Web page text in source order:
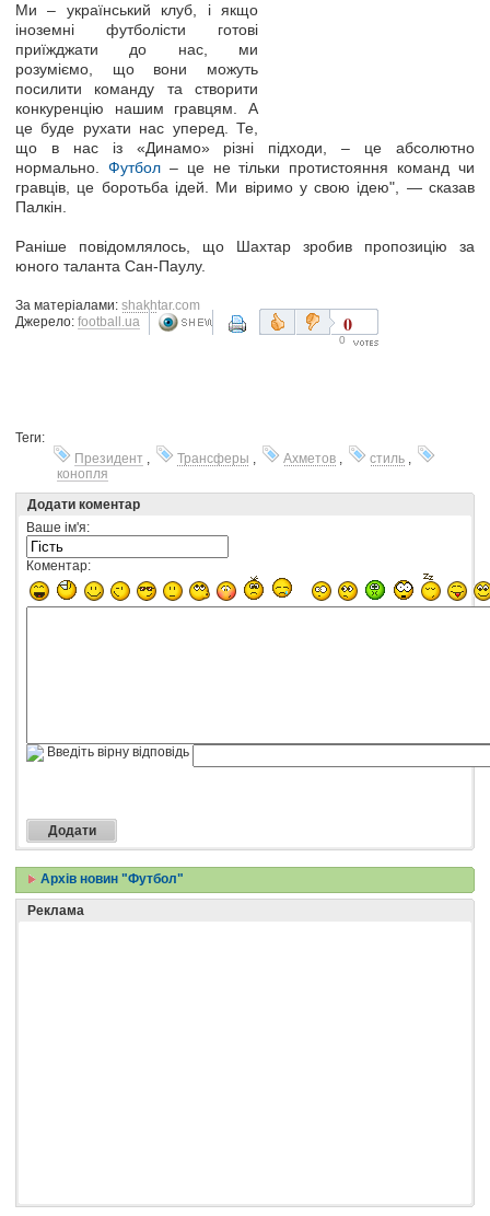
Ми – український клуб, і якщо
іноземні футболісти готові
приїжджати до нас, ми
розуміємо, що вони можуть
посилити команду та створити
конкуренцію нашим гравцям. А
це буде рухати нас уперед. Те,
що в нас із «Динамо» різні підходи, – це абсолютно
нормально. Футбол– це не тільки протистояння команд чи
гравців, це боротьба ідей. Ми віримо у свою ідею", — сказав
Палкін.
Раніше повідомлялось, що Шахтар зробив пропозицію за
юного таланта Сан-Паулу.
За матеріалами: shakhtar.com
Джерело: football.ua 0
0
Теги:
Президент
Трансферы Ахметов стиль
конопля
Додати коментар
Ваше ім'я:
Коментар:
Введіть вірну відповідь
Архів новин "Футбол"
Реклама